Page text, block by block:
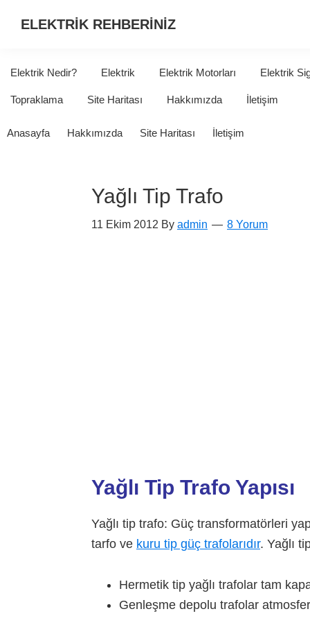
ELEKTRİK REHBERİNİZ
HER
Elektrik Nedir? Elektrik Elektrik Motorları Elektrik
Topraklama Site Haritası Hakkımızda İletişim
Anasayfa Hakkımızda Site Haritası İletişim
Yağlı Tip Trafo
11 Ekim 2012 By admin 8 Yorum
Yağlı Tip Trafo Yapısı
Yağlı tip trafo: Güç transformatörleri
tarfo ve kuru tip güç trafolarıdır. Yağlı
Hermetik tip yağlı trafolar tam
Genleşme depolu trafolar